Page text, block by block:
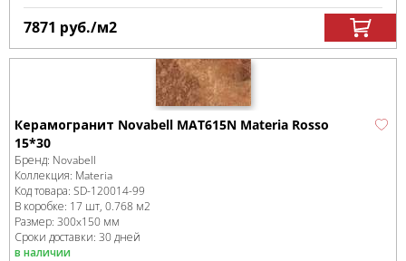
7871 руб./м2
Керамогранит Novabell MAT615N Materia Rosso
15*30
Бренд: Novabell
Коллекция: Materia
Код товара: SD-120014-99
В коробке: 17 шт, 0.768 м2
Размер: 300x150 мм
Сроки доставки: 30 дней
в наличии